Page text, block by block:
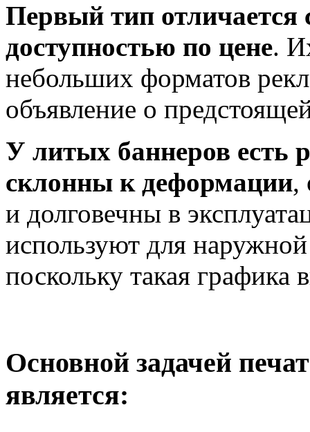
Первый тип отличается
доступностью по цене.
небольших форматов
объявление о
У литых баннеров есть
склонны к деформации,
и долговечны в
используют для
поскольку такая графика
Основной задачей
является: